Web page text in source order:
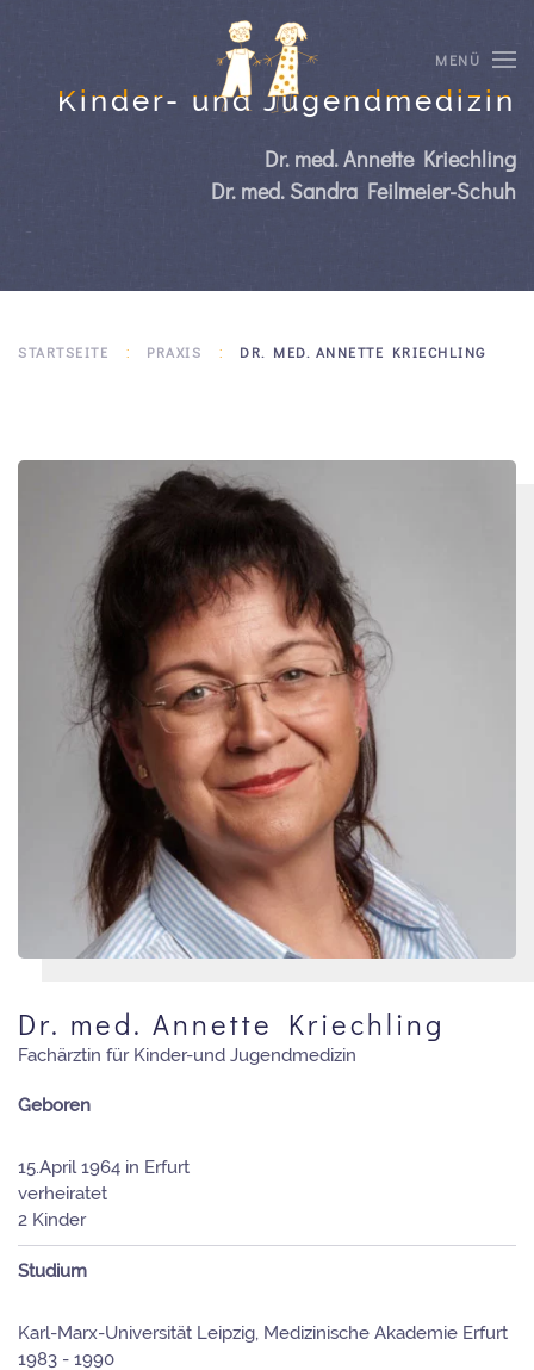
MENÜ
Kinder- und Jugendmedizin
Dr. med. Annette Kriechling
Dr. med. Sandra Feilmeier-Schuh
STARTSEITE PRAXIS DR. MED. ANNETTE KRIECHLING
Dr. med. Annette Kriechling
Fachärztin für Kinder-und Jugendmedizin
Geboren
15.April 1964 in Erfurt
verheiratet
2 Kinder
Studium
Karl-Marx-Universität Leipzig, Medizinische Akademie Erfurt
1983 - 1990